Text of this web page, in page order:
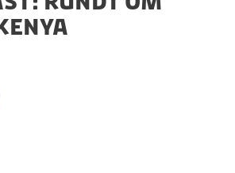
på LinkedIn